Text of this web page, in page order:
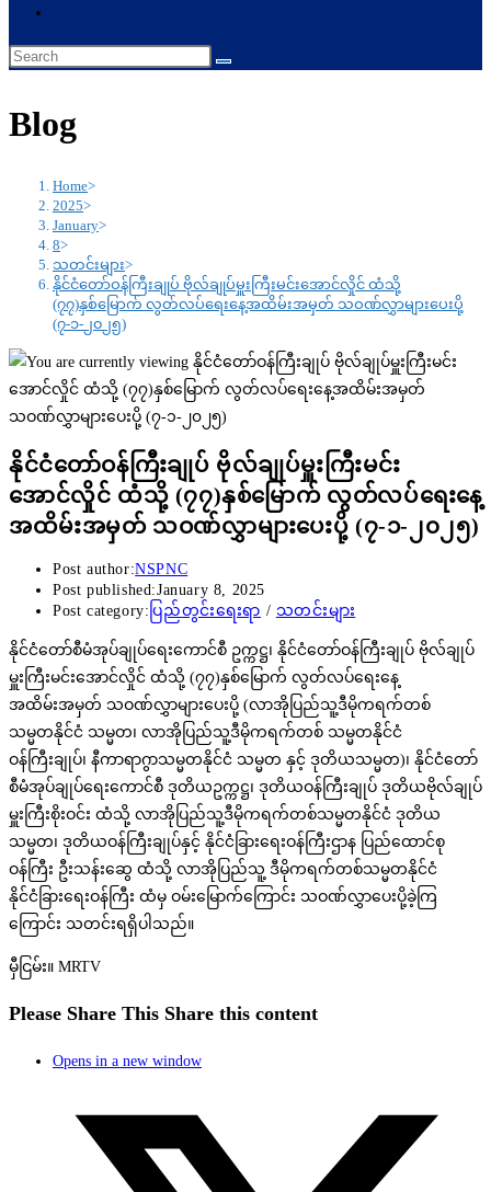
Blog
Home>
2025>
January>
8>
သတင်းများ>
နိုင်ငံတော်ဝန်ကြီးချုပ် ဗိုလ်ချုပ်မှူးကြီးမင်းအောင်လှိုင် ထံသို့
(၇၇)နှစ်မြောက် လွတ်လပ်ရေးနေ့အထိမ်းအမှတ် သဝဏ်လွှာများပေးပို့
(၇-၁-၂၀၂၅)
နိုင်ငံတော်ဝန်ကြီးချုပ် ဗိုလ်ချုပ်မှူးကြီးမင်း
အောင်လှိုင် ထံသို့ (၇၇)နှစ်မြောက် လွတ်လပ်ရေးနေ့
အထိမ်းအမှတ် သဝဏ်လွှာများပေးပို့ (၇-၁-၂၀၂၅)
Post author:NSPNC
Post published:January 8, 2025
Post category: ပြည်တွင်းရေးရာ / သတင်းများ
နိုင်ငံတော်စီမံအုပ်ချုပ်ရေးကောင်စီ ဥက္ကဋ္ဌ၊ နိုင်ငံတော်ဝန်ကြီးချုပ် ဗိုလ်ချုပ်
မှူးကြီးမင်းအောင်လှိုင် ထံသို့ (၇၇)နှစ်မြောက် လွတ်လပ်ရေးနေ့
အထိမ်းအမှတ် သဝဏ်လွှာများပေးပို့ (လာအိုပြည်သူ့ဒီမိုကရက်တစ်
သမ္မတနိုင်ငံ သမ္မတ၊ လာအိုပြည်သူ့ဒီမိုကရက်တစ် သမ္မတနိုင်ငံ
ဝန်ကြီးချုပ်၊ နီကာရာဂွာသမ္မတနိုင်ငံ သမ္မတ နှင့် ဒုတိယသမ္မတ)၊ နိုင်ငံတော်
စီမံအုပ်ချုပ်ရေးကောင်စီ ဒုတိယဥက္ကဋ္ဌ၊ ဒုတိယဝန်ကြီးချုပ် ဒုတိယဗိုလ်ချုပ်
မှူးကြီးစိုးဝင်း ထံသို့ လာအိုပြည်သူ့ဒီမိုကရက်တစ်သမ္မတနိုင်ငံ ဒုတိယ
သမ္မတ၊ ဒုတိယဝန်ကြီးချုပ်နှင့် နိုင်ငံခြားရေးဝန်ကြီးဌာန ပြည်ထောင်စု
ဝန်ကြီး ဦးသန်းဆွေ ထံသို့ လာအိုပြည်သူ့ ဒီမိုကရက်တစ်သမ္မတနိုင်ငံ
နိုင်ငံခြားရေးဝန်ကြီး ထံမှ ဝမ်းမြောက်ကြောင်း သဝဏ်လွှာပေးပို့ခဲ့ကြ
ကြောင်း သတင်းရရှိပါသည်။
မှီငြမ်း။ MRTV
Please Share This Share this content
Opens in a new window